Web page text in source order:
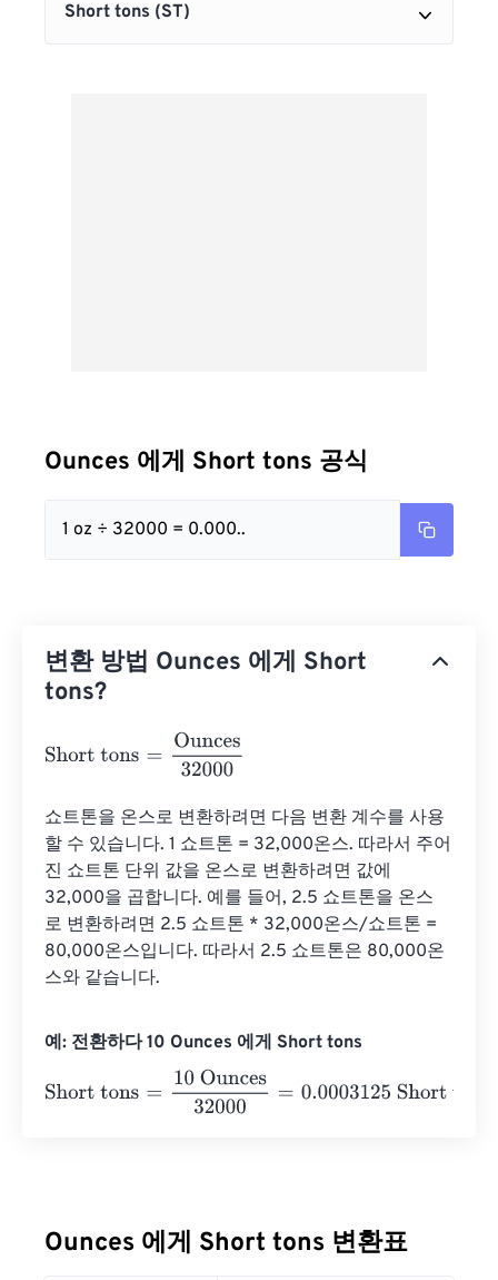
Ounces 에게 Short tons 공식
1 oz ÷ 32000 = 0.000..
변환 방법 Ounces 에게 Short
tons?
Short tons Ounces32000
쇼트톤을 온스로 변환하려면 다음 변환 계수를 사용
할 수 있습니다. 1 쇼트톤 = 32,000온스. 따라서 주어
진 쇼트톤 단위 값을 온스로 변환하려면 값에
32,000을 곱합니다. 예를 들어, 2.5 쇼트톤을 온스
로 변환하려면 2.5 쇼트톤 * 32,000온스/쇼트톤 =
80,000온스입니다. 따라서 2.5 쇼트톤은 80,000온
스와 같습니다.
예: 전환하다 10 Ounces 에게 Short tons
Short tons
10 Ounces32000 0.0003125 Short tons
Ounces 에게 Short tons 변환표